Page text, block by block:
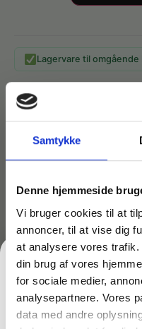
Samtykke
Denne hjemmeside
Vi bruger cookies til at
annoncer, til at vise dig
at analysere vores
din brug af vores
for sociale medier,
analysepartnere. Vores
data med andre
Lagervare til omgående
Denne moppe
UltraSpeed Mini og
Fantastisk til at løsne
sin størrelse særdeles
60°C.
Måske er du også
produkter:
Du kunne også være